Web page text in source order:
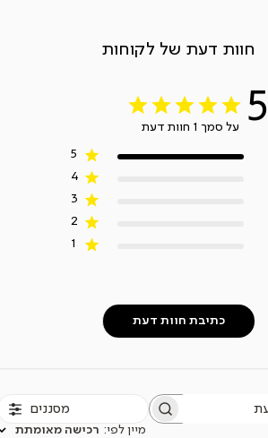
חוות דעת של לקוחות
5 על סמך 1 חוות דעת
5
4
3
2
1
כתיבת חוות דעת
חיפוש
מסננים
מיין לפי: רכישה מאומתת